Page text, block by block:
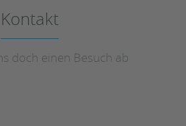
Kontakt
doch einen Besuch ab